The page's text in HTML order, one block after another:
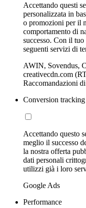
Accettando questi
personalizzata in
o promozioni per il
comportamento di
successo. Con il
seguenti servizi di
AWIN, Sovendus,
creativecdn.com
Raccomandazioni
Conversion tracking
Accettando questo
meglio il successo
la nostra offerta
dati personali
utilizzi già i loro
Google Ads
Performance